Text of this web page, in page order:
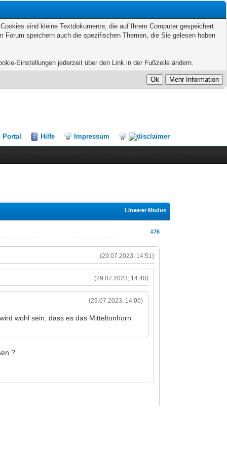
sind kleine Textdokumente, die auf Ihrem Computer gespeichert
speichern auch die spezifischen Themen, die Sie gelesen haben
Einstellungen jederzeit über den Link in der Fußzeile ändern.
Portal Hilfe Impressum
Linearer Modus
#76
(29.07.2023, 14:51)
(29.07.2023, 14:40)
(29.07.2023, 14:06)
wohl sein, dass es das Mitteltonhorn
?